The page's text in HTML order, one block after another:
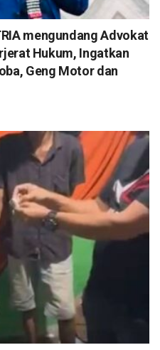
mengundang Advokat
Hukum, Ingatkan
Geng Motor dan